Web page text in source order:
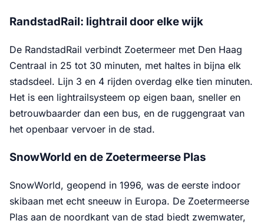
RandstadRail: lightrail door elke wijk
De RandstadRail verbindt Zoetermeer met Den Haag
Centraal in 25 tot 30 minuten, met haltes in bijna elk
stadsdeel. Lijn 3 en 4 rijden overdag elke tien minuten.
Het is een lightrailsysteem op eigen baan, sneller en
betrouwbaarder dan een bus, en de ruggengraat van
het openbaar vervoer in de stad.
SnowWorld en de Zoetermeerse Plas
SnowWorld, geopend in 1996, was de eerste indoor
skibaan met echt sneeuw in Europa. De Zoetermeerse
Plas aan de noordkant van de stad biedt zwemwater,